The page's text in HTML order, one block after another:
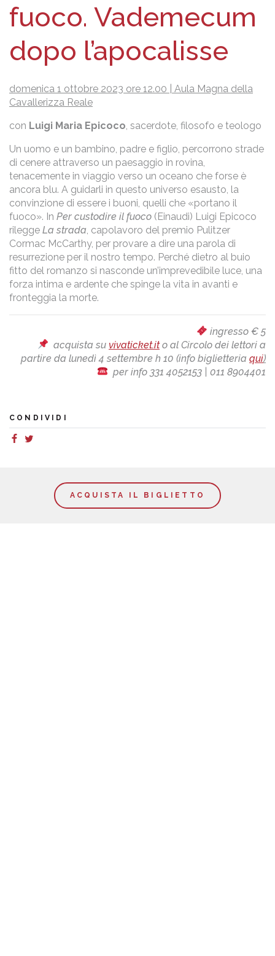
fuoco. Vademecum
dopo l’apocalisse
domenica 1 ottobre 2023 ore 12.00 | Aula Magna della
Cavallerizza Reale
con Luigi Maria Epicoco , sacerdote, filosofo e teologo
Un uomo e un bambino, padre e figlio, percorrono strade
di cenere attraverso un paesaggio in rovina,
tenacemente in viaggio verso un oceano che forse è
ancora blu. A guidarli in questo universo esausto, la
convinzione di essere i buoni, quelli che «portano il
fuoco». In Per custodire il fuoco (Einaudi) Luigi Epicoco
rilegge La strada , capolavoro del premio Pulitzer
Cormac McCarthy, per provare a dire una parola di
resurrezione per il nostro tempo. Perché dietro al buio
fitto del romanzo si nasconde un’imprevedibile luce, una
forza intima e ardente che spinge la vita in avanti e
fronteggia la morte.
ingresso € 5
acquista su vivaticket.ito al Circolo dei lettori a
partire da lunedì 4 settembre h 10 (info biglietteria qui)
per info 331 4052153 | 011 8904401
CONDIVIDI
ACQUISTA IL BIGLIETTO